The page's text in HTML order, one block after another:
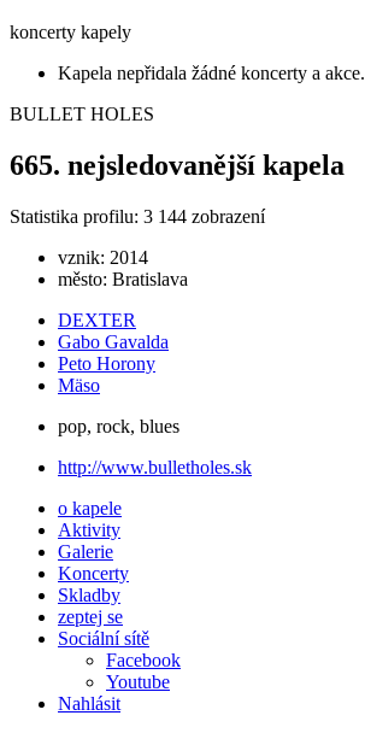
koncerty kapely
Kapela nepřidala žádné koncerty a akce.
BULLET HOLES
665. nejsledovanější kapela
Statistika profilu: 3 144 zobrazení
vznik: 2014
město: Bratislava
DEXTER
Gabo Gavalda
Peto Horony
Mäso
pop, rock, blues
http://www.bulletholes.sk
o kapele
Aktivity
Galerie
Koncerty
Skladby
zeptej se
Sociální sítě
Facebook
Youtube
Nahlásit